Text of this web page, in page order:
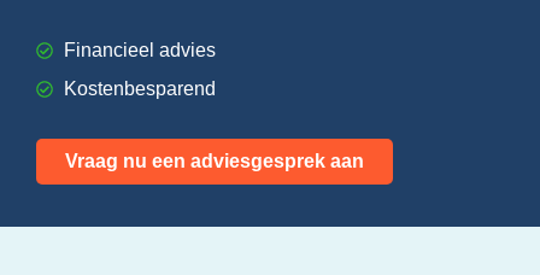
Financieel advies
Kostenbesparend
Vraag nu een adviesgesprek aan